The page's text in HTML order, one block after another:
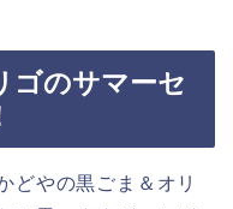
ゴのサマーセ
どやの黒ごま＆オリ